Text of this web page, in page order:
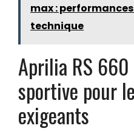
max :
technique
Aprilia RS
sportive pour
exigeants